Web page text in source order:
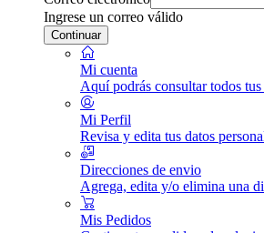
Ingrese un correo válido
Continuar
Mi cuenta
Aquí podrás consultar todos
Mi Perfil
Revisa y edita tus datos
Direcciones de envio
Agrega, edita y/o elimina una
Mis Pedidos